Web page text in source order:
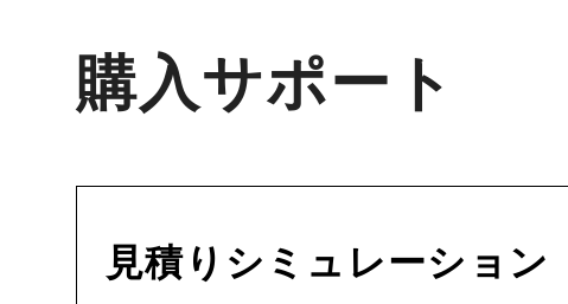
購入サポート
見積りシミュレーション